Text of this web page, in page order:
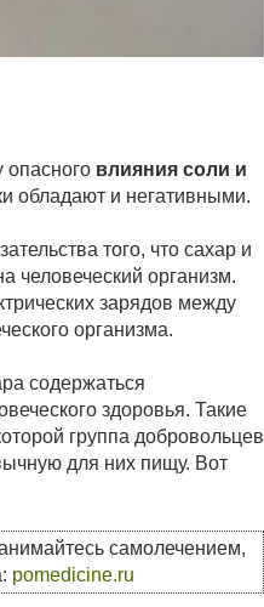
опасного влияния соли и
обладают и негативными.
того, что сахар и
человеческий организм.
зарядов между
организма.
содержаться
здоровья. Такие
группа добровольцев
для них пищу. Вот
самолечением,
pomedicine.ru